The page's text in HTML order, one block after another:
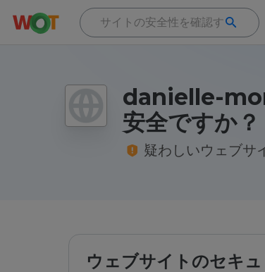
danielle-
安全ですか？
疑わしいウェブサ
ウェブサイトのセキ